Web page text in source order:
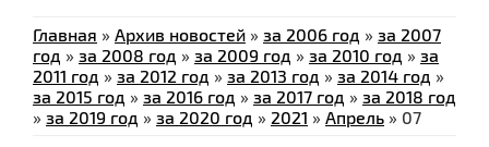
Главная » Архив новостей » за 2006 год » за 2007
год » за 2008 год » за 2009 год » за 2010 год » за
2011 год » за 2012 год » за 2013 год » за 2014 год »
за 2015 год » за 2016 год » за 2017 год » за 2018 год
» за 2019 год » за 2020 год » 2021 » Апрель » 07